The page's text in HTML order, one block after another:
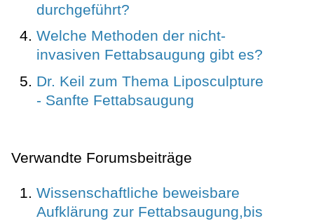
durchgeführt?
Welche Methoden der nicht-
invasiven Fettabsaugung gibt es?
Dr. Keil zum Thema Liposculpture
- Sanfte Fettabsaugung
Verwandte Forumsbeiträge
Wissenschaftliche beweisbare
Aufklärung zur Fettabsaugung,bis